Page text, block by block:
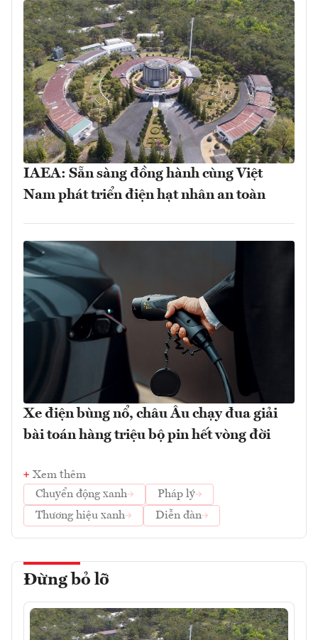
IAEA: Sẵn sàng đồng hành cùng Việt
Nam phát triển điện hạt nhân an toàn
Xe điện bùng nổ, châu Âu chạy đua giải
bài toán hàng triệu bộ pin hết vòng đời
Xem thêm
Chuyển động xanh
Pháp lý
Thương hiệu xanh
Diễn đàn
Đừng bỏ lỡ